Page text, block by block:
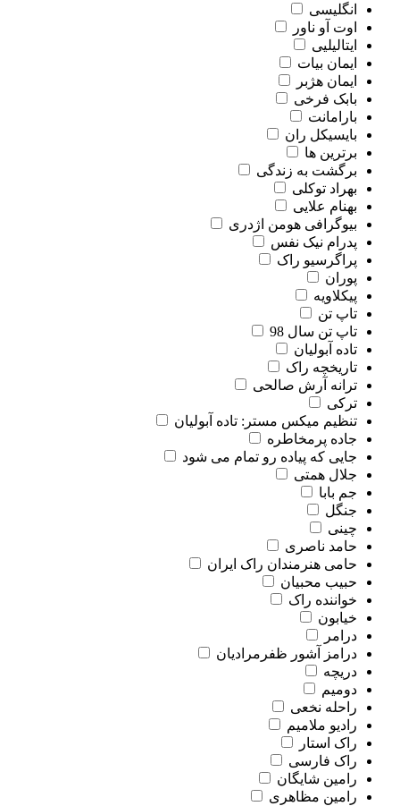
انگلیسی
اوت آو ناور
ایتالیلیی
ایمان بیات
ایمان هژبر
بابک فرخی
بارامانت
بایسیکل ران
برترین ها
برگشت به زندگی
بهراد توکلی
بهنام علایی
بیوگرافی هومن اژدری
پدرام نیک نفس
پراگرسیو راک
پوران
پیکلاویه
تاپ تن
تاپ تن سال 98
تاده آبولیان
تاریخچه راک
ترانه آرش صالحی
ترکی
تنظیم میکس مستر: تاده آبولیان
جاده پرمخاطره
جایی که پیاده رو تمام می شود
جلال همتی
جم بابا
جنگل
چینی
حامد ناصری
حامی هنرمندان راک ایران
حبیب محبیان
خواننده راک
خیابون
درامر
درامز آشور ظفرمرادیان
دریچه
دومیم
راحله نخعی
رادیو ملامیم
راک استار
راک فارسی
رامین شایگان
رامین مظاهری